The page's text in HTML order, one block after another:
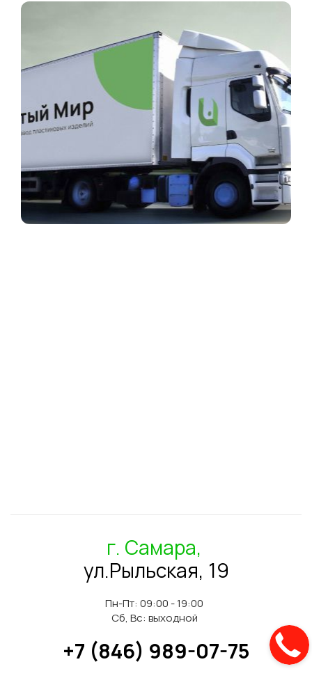
г. Самара,
ул.Рыльская, 19
Пн-Пт: 09:00 - 19:00
Сб, Вс: выходной
+7 (846) 989-07-75